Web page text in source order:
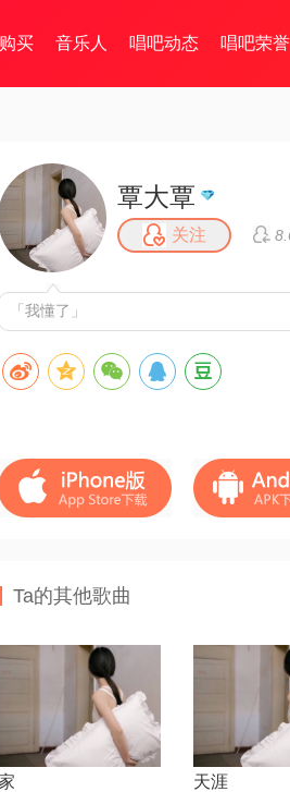
买 音乐人 唱吧动态 唱吧荣誉
覃大覃
关注
「我懂了」
Ta的其他歌曲
天涯